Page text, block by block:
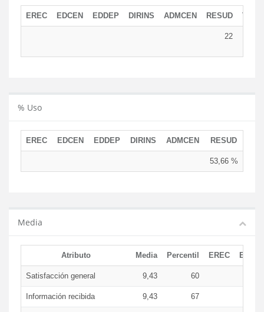
EREC EDCEN EDDEP DIRINS ADMCEN RESUD
22
% Uso
EREC EDCEN EDDEP DIRINS ADMCEN RESUD
53,66 %
Media
Atributo Media Percentil EREC
Satisfacción general 9,43 60
Información recibida 9,43 67